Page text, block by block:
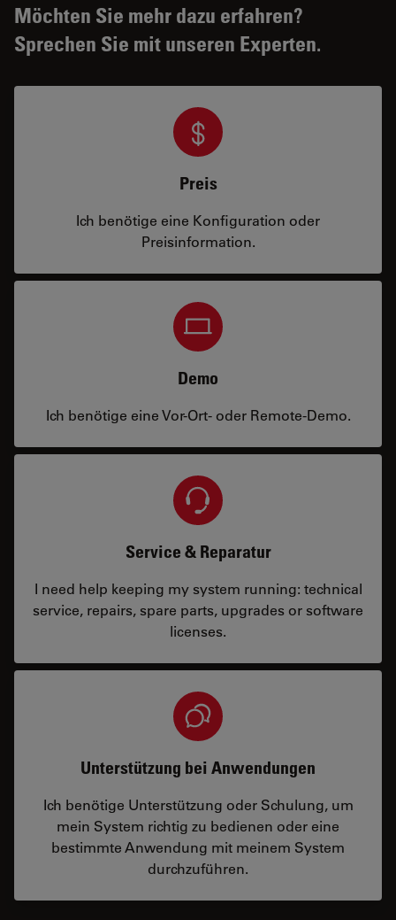
Möchten Sie mehr dazu erfahren?
Sprechen Sie mit unseren Experten.
Preis
Ich benötige eine Konfiguration oder
Preisinformation.
Demo
Ich benötige eine Vor-Ort- oder Remote-Demo.
Service & Reparatur
I need help keeping my system running: technical
service, repairs, spare parts, upgrades or software
licenses.
Unterstützung bei Anwendungen
Ich benötige Unterstützung oder Schulung, um
mein System richtig zu bedienen oder eine
bestimmte Anwendung mit meinem System
durchzuführen.